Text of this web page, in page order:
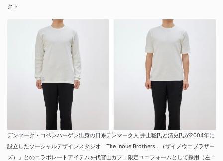
クト
デンマーク・コペンハーゲン出身の日系デンマーク人 井上聡氏と清史氏が2004年に
設立したソーシャルデザインスタジオ「The Inoue Brothers…（ザイノウエブラザー
ズ）」とのコラボレートアイテムを代官山カフェ限定ユニフォームとして採用（左：